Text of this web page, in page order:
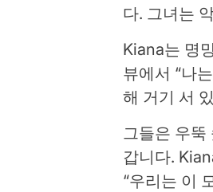
다. 그녀는
Kiana는 명
뷰에서 “나
해 거기 서
그들은 우뚝
갑니다.
“우리는 이